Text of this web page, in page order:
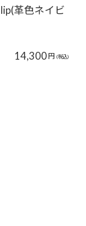
革色ネイビ
14,300円 (税込)